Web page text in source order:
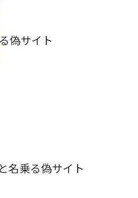
偽サイト
名乗る偽サイト